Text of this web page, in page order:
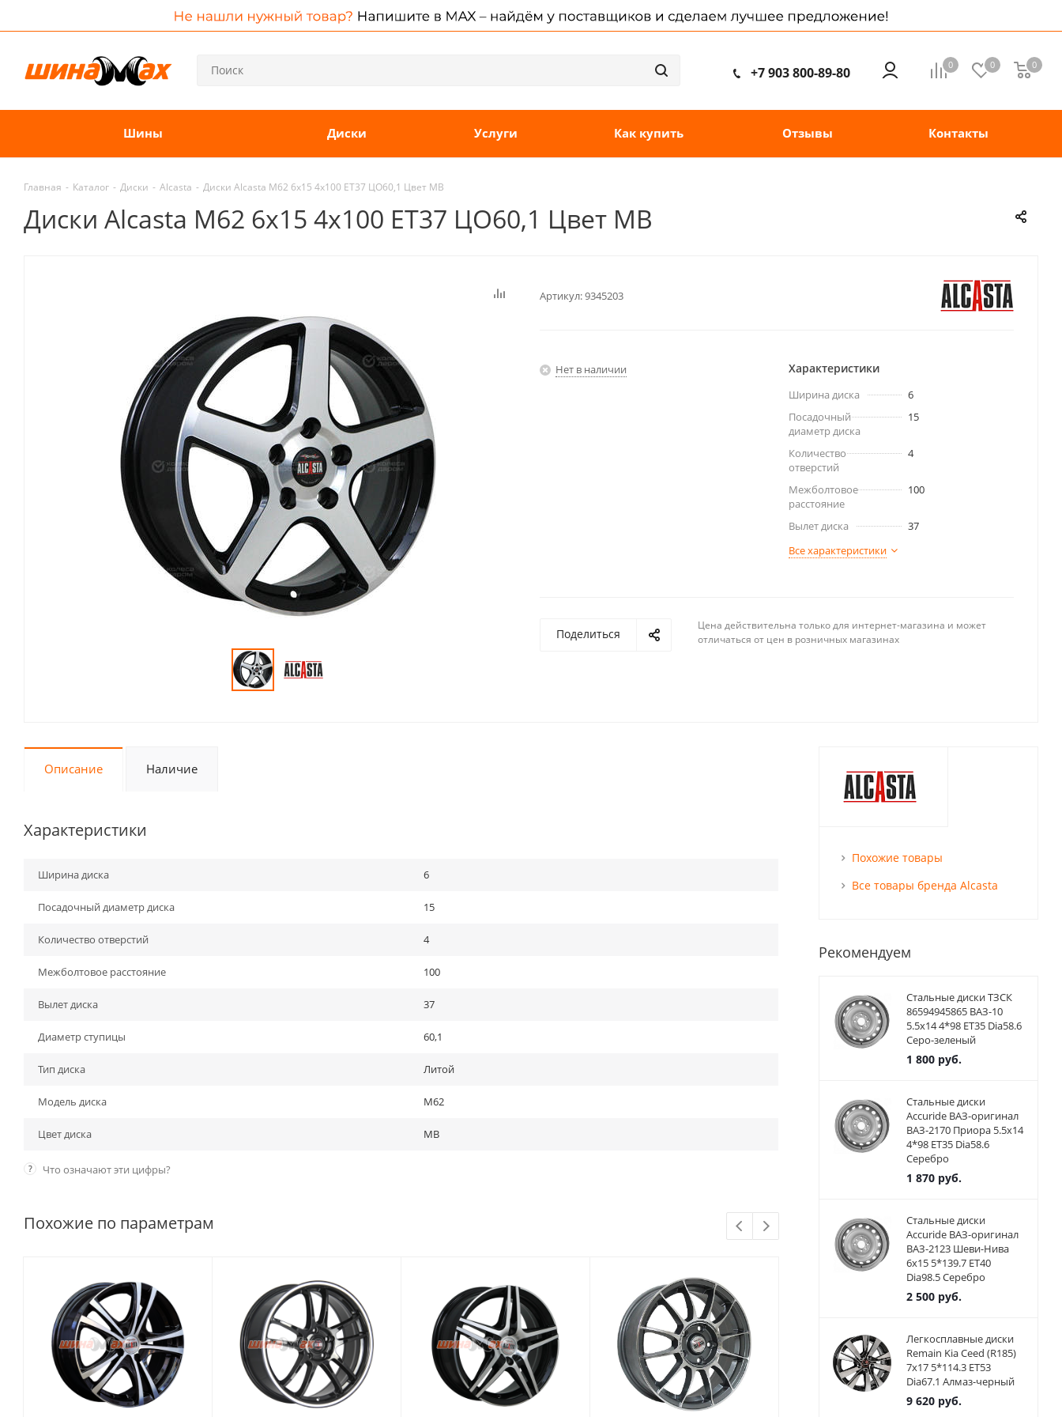
0 0 0
+7 903 800-89-80
Шины Диски Услуги Как купить Отзывы Контакты
Главная - Каталог - Диски - Alcasta - Диски Alcasta M62 6x15 4x100 ET37 ЦО60,1 Цвет MB
Диски Alcasta M62 6x15 4x100 ET37 ЦО60,1 Цвет MB
Артикул:9345203
Нет в наличии Характеристики
Ширина диска
6
Посадочный
диаметр диска
15
Количество
отверстий
4
Межболтовое
расстояние
100
Вылет диска
37
Все характеристики
Поделиться
Цена действительна только для интернет-магазина и может
отличаться от цен в розничных магазинах
Описание Наличие
Характеристики
Ширина диска 6
Посадочный диаметр диска 15
Количество отверстий 4
Межболтовое расстояние 100
Вылет диска 37
Диаметр ступицы 60,1
Тип диска Литой
Модель диска M62
Цвет диска MB
? Что означают эти цифры?
Похожие по параметрам
Похожие товары
Все товары бренда Alcasta
Рекомендуем
Стальные диски ТЗСК
86594945865 ВАЗ-10
5.5x14 4*98 ET35 Dia58.6
Серо-зеленый
1 800руб.
Стальные диски
Accuride ВАЗ-оригинал
ВАЗ-2170 Приора 5.5x14
4*98 ET35 Dia58.6
Серебро
1 870руб.
Стальные диски
Accuride ВАЗ-оригинал
ВАЗ-2123 Шеви-Нива
6x15 5*139.7 ET40
Dia98.5 Серебро
2 500руб.
Легкосплавные диски
Remain Kia Ceed (R185)
7x17 5*114.3 ET53
Dia67.1 Алмаз-черный
9 620руб.